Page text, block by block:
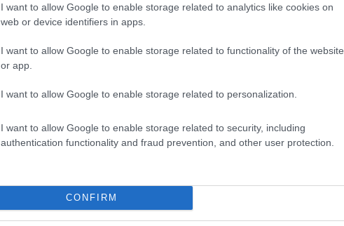
I want to allow Google to enable storage related to analytics like cookies on
web or device identifiers in apps.
I want to allow Google to enable storage related to functionality of the website
or app.
I want to allow Google to enable storage related to personalization.
I want to allow Google to enable storage related to security, including
authentication functionality and fraud prevention, and other user protection.
CONFIRM